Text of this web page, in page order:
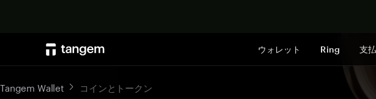
ウォレット Ring 支
Tangem Wallet コインとトークン